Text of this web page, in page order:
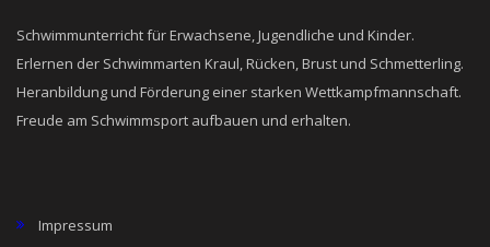
Schwimmunterricht für Erwachsene, Jugendliche und Kinder.
Erlernen der Schwimmarten Kraul, Rücken, Brust und Schmetterling.
Heranbildung und Förderung einer starken Wettkampfmannschaft.
Freude am Schwimmsport aufbauen und erhalten.
Impressum